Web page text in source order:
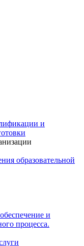
и
образовательной
и
процесса.